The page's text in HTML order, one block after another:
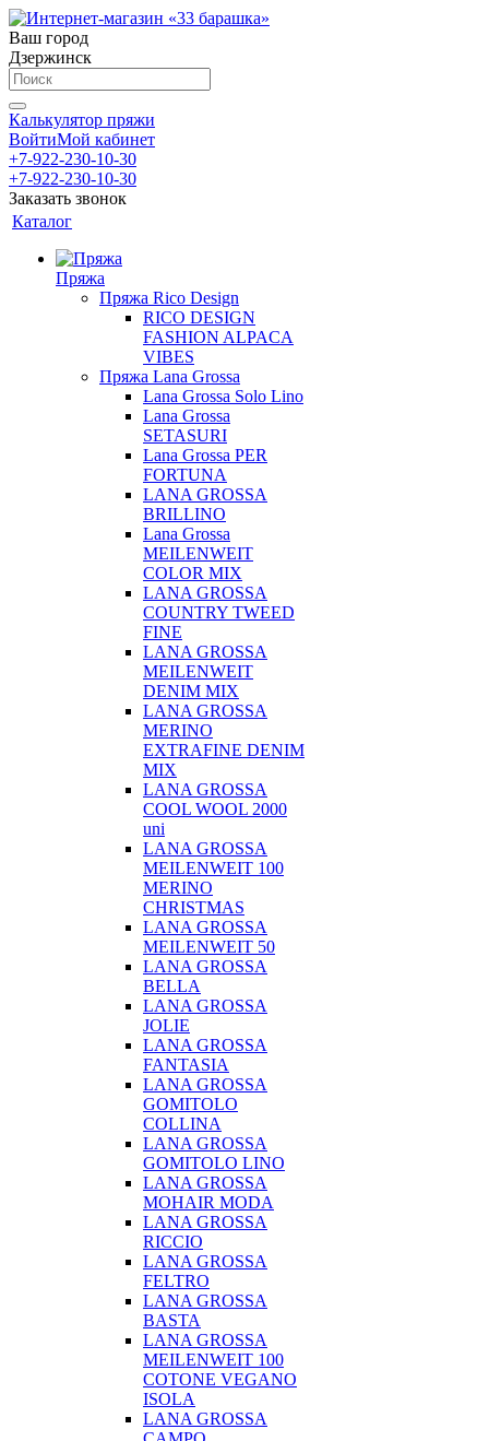
Ваш город
Дзержинск
Калькулятор пряжи
ВойтиМой кабинет
+7-922-230-10-30
+7-922-230-10-30
Заказать звонок
Каталог
Пряжа
Пряжа Rico Design
RICO DESIGN
FASHION ALPACA
VIBES
Пряжа Lana Grossa
Lana Grossa Solo Lino
Lana Grossa
SETASURI
Lana Grossa PER
FORTUNA
LANA GROSSA
BRILLINO
Lana Grossa
MEILENWEIT
COLOR MIX
LANA GROSSA
COUNTRY TWEED
FINE
LANA GROSSA
MEILENWEIT
DENIM MIX
LANA GROSSA
MERINO
EXTRAFINE DENIM
MIX
LANA GROSSA
COOL WOOL 2000
uni
LANA GROSSA
MEILENWEIT 100
MERINO
CHRISTMAS
LANA GROSSA
MEILENWEIT 50
LANA GROSSA
BELLA
LANA GROSSA
JOLIE
LANA GROSSA
FANTASIA
LANA GROSSA
GOMITOLO
COLLINA
LANA GROSSA
GOMITOLO LINO
LANA GROSSA
MOHAIR MODA
LANA GROSSA
RICCIO
LANA GROSSA
FELTRO
LANA GROSSA
BASTA
LANA GROSSA
MEILENWEIT 100
COTONE VEGANO
ISOLA
LANA GROSSA